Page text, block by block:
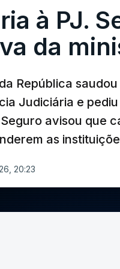
à PJ.
da
República
Judiciária e
avisou que
as
20:23